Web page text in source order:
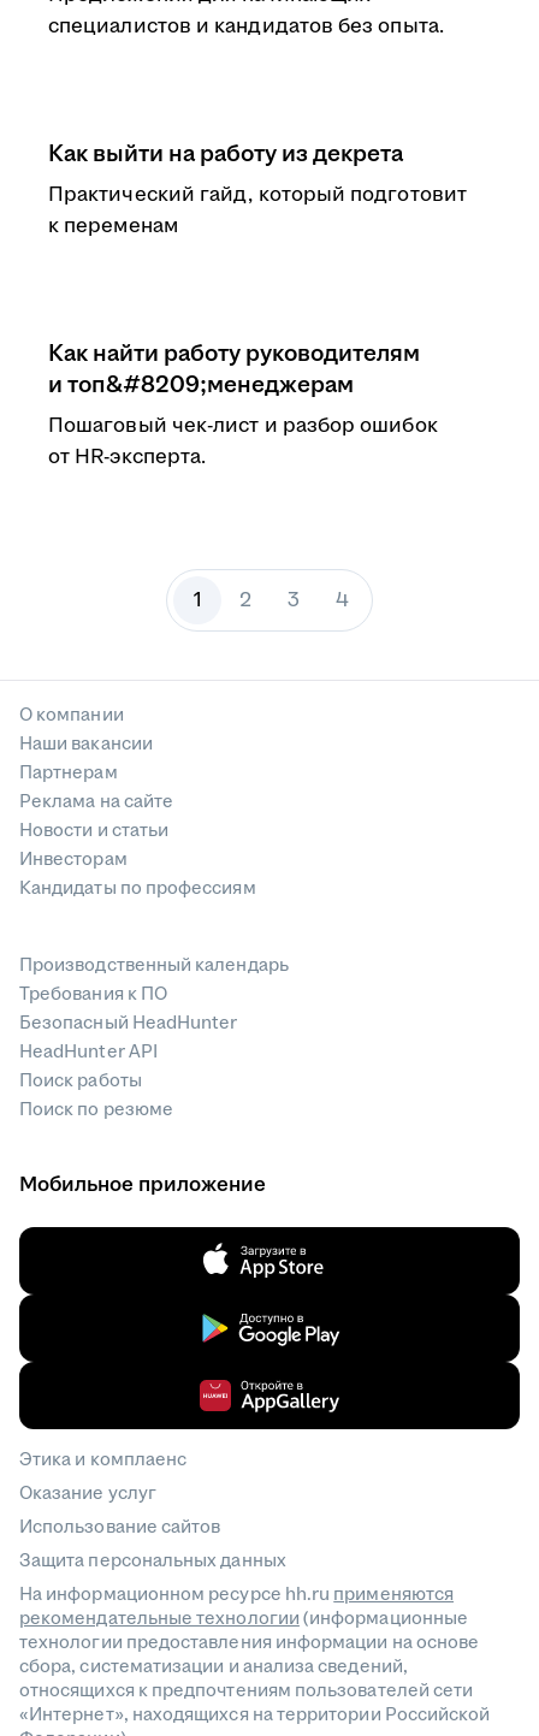
специалистов и кандидатов без опыта.
Как выйти на работу из декрета
Практический гайд, который подготовит
к переменам
Как найти работу руководителям
и топ&#8209;менеджерам
Пошаговый чек-лист и разбор ошибок
от HR-эксперта.
1 2 3 4
О компании
Наши вакансии
Партнерам
Реклама на сайте
Новости и статьи
Инвесторам
Кандидаты по профессиям
Производственный календарь
Требования к ПО
Безопасный HeadHunter
HeadHunter API
Поиск работы
Поиск по резюме
Мобильное приложение
Этика и комплаенс
Оказание услуг
Использование сайтов
Защита персональных данных
На информационном ресурсе hh.ru применяются
рекомендательные технологии(информационные
технологии предоставления информации на основе
сбора, систематизации и анализа сведений,
относящихся к предпочтениям пользователей сети
«Интернет», находящихся на территории Российской